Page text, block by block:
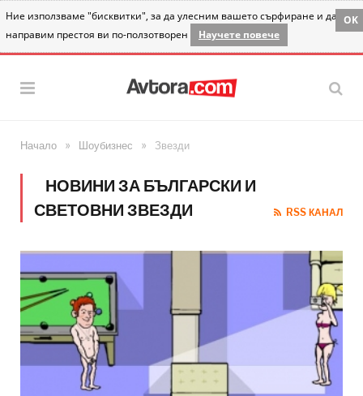
Ние използваме "бисквитки", за да улесним вашето сърфиране и да
направим престоя ви по-ползотворен
Научете повече
OK
Начало » Шоубизнес » Звезди
НОВИНИ ЗА БЪЛГАРСКИ И
СВЕТОВНИ ЗВЕЗДИ
RSS КАНАЛ